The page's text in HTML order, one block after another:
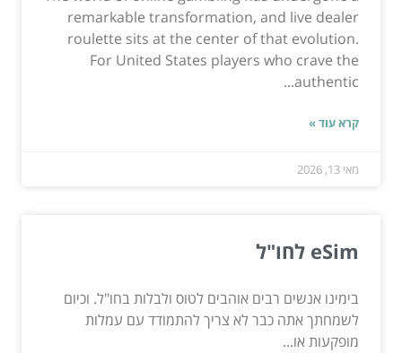
remarkable transformation, and live dealer
roulette sits at the center of that evolution.
For United States players who crave the
authentic...
קרא עוד »
מאי 13, 2026
eSim לחו"ל
בימינו אנשים רבים אוהבים לטוס ולבלות בחו"ל. וכיום
לשמחתך אתה כבר לא צריך להתמודד עם עמלות
מופקעות או...